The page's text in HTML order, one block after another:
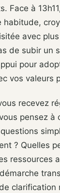
Face à
habitude,
avec
de subir un
pour
vos valeurs
recevez
pensez à
? Quelles
ressources
clarification